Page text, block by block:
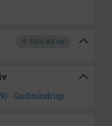
Fold alt ud
- Gudmindrup